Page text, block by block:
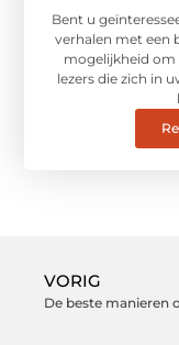
Bent u
verhalen met een
mogelijkheid om
lezers die zich in
VORIG